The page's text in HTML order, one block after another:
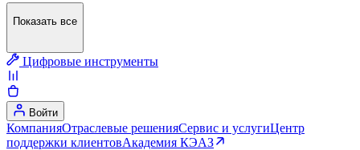
Показать все
Цифровые инструменты
Войти
КомпанияОтраслевые решенияСервис и услугиЦентр
поддержки клиентовАкадемия КЭАЗ